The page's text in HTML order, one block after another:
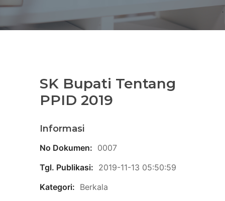
SK Bupati Tentang
PPID 2019
Informasi
No Dokumen: 0007
Tgl. Publikasi: 2019-11-13 05:50:59
Kategori: Berkala